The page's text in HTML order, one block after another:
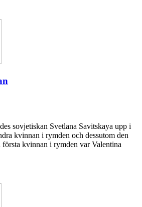
sovjetiskan Svetlana Savitskaya upp i
kvinnan i rymden och dessutom den
första kvinnan i rymden var Valentina